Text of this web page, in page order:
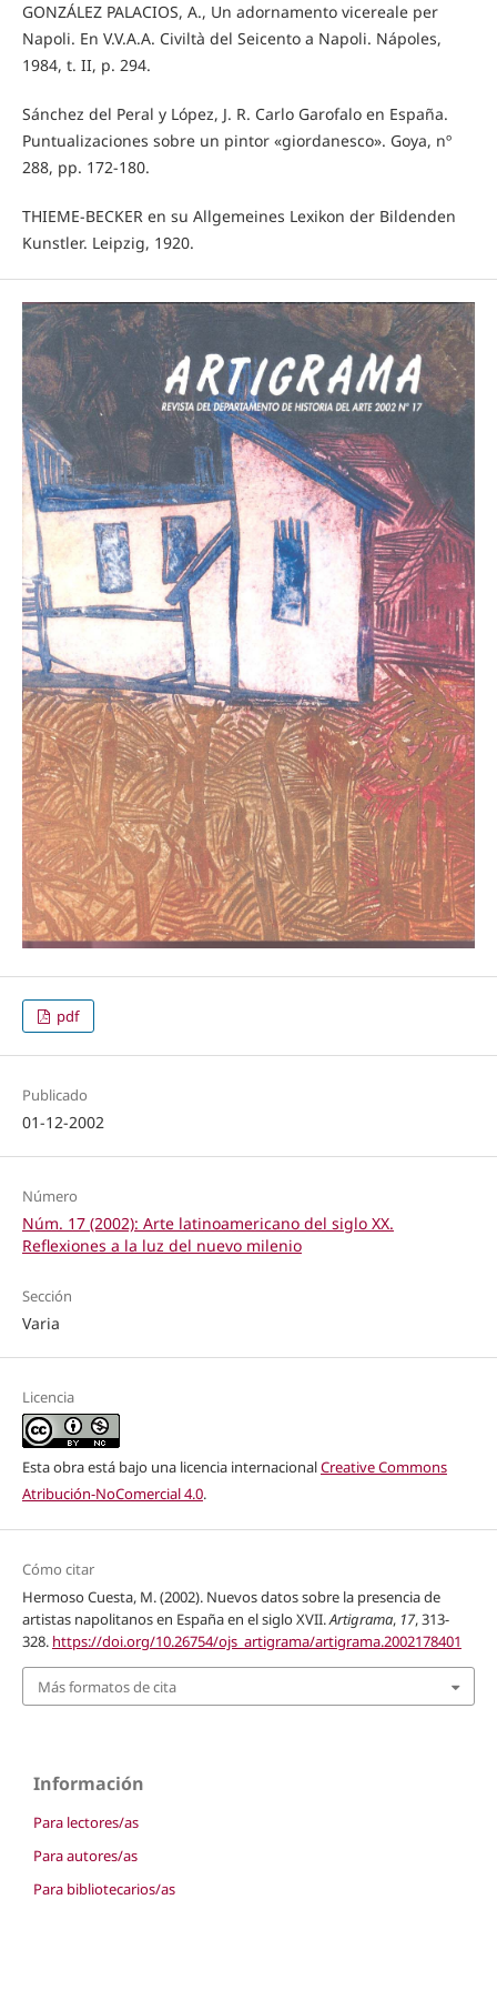
GONZÁLEZ PALACIOS, A., Un adornamento vicereale per
Napoli. En V.V.A.A. Civiltà del Seicento a Napoli. Nápoles,
1984, t. II, p. 294.
Sánchez del Peral y López, J. R. Carlo Garofalo en España.
Puntualizaciones sobre un pintor «giordanesco». Goya, nº
288, pp. 172-180.
THIEME-BECKER en su Allgemeines Lexikon der Bildenden
Kunstler. Leipzig, 1920.
pdf
Publicado
01-12-2002
Número
Núm. 17 (2002): Arte latinoamericano del siglo XX.
Reflexiones a la luz del nuevo milenio
Sección
Varia
Licencia
Esta obra está bajo una licencia internacionalCreative Commons
Atribución-NoComercial 4.0.
Cómo citar
Hermoso Cuesta, M. (2002). Nuevos datos sobre la presencia de
artistas napolitanos en España en el siglo XVII.Artigrama, 17, 313-
328. https://doi.org/10.26754/ojs_artigrama/artigrama.2002178401
Más formatos de cita
Información
Para lectores/as
Para autores/as
Para bibliotecarios/as